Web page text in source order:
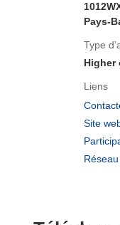
Pays-
Type
Higher
Liens
Site